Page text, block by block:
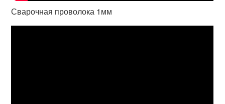
Сварочная проволока 1мм